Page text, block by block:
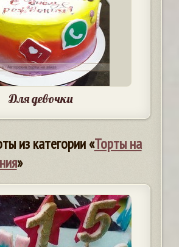
Для девочки
из категории «Торты на
»